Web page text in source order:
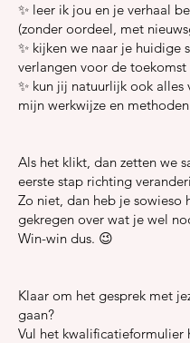
✨ leer ik jou en je verhaal
(zonder oordeel, met
✨ kijken we naar je huidige
verlangen voor de toekomst
✨ kun jij natuurlijk ook alles
mijn werkwijze en
Als het klikt, dan zetten we
eerste stap richting
Zo niet, dan heb je sowieso
gekregen over wat je wel
Win-win dus. 😉
Klaar om het gesprek met
gaan?
Vul het kwalificatieformulier